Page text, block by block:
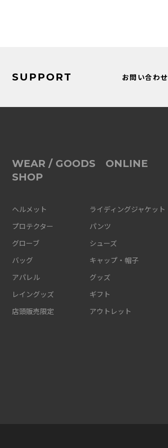
SUPPORT お問い合わせ
WEAR / GOODS ONLINE
SHOP
ヘルメット
ライディングジャケット
プロテクター
パンツ
グローブ
シューズ
バッグ
キャップ・帽子
アパレル
グッズ
レイングッズ
ギフト
店頭販売限定
アウトレット